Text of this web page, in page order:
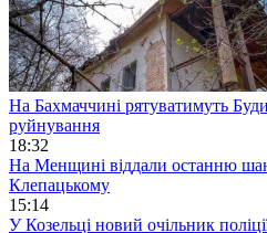
На Бахмаччині рятуватимуть
руйнування
18:32
На Менщині віддали останню
Клепацькому
15:14
У Козельці новий очільник